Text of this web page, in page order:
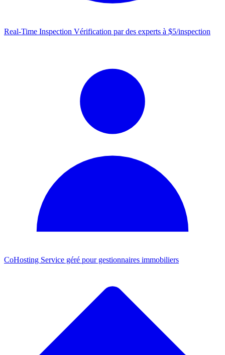
Real-Time Inspection Vérification par des experts à $5/inspection
CoHosting Service géré pour gestionnaires immobiliers